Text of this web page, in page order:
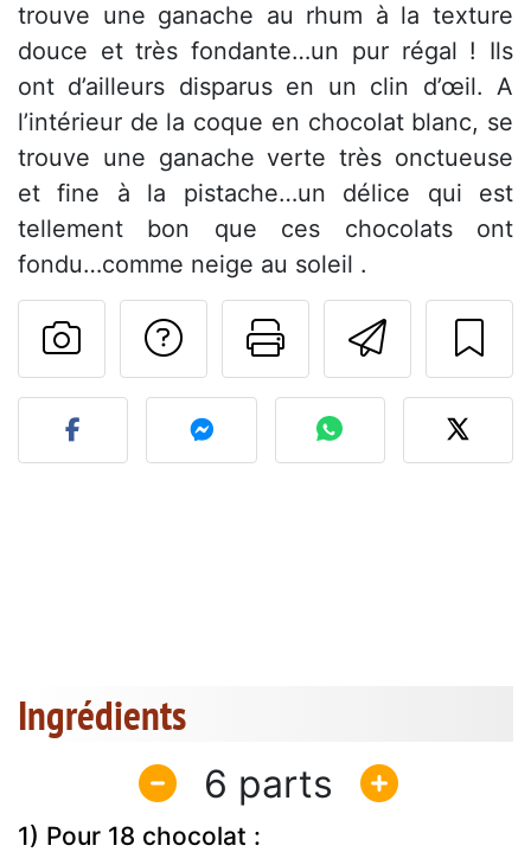
trouve une ganache au rhum à la texture
douce et très fondante…un pur régal ! Ils
ont d’ailleurs disparus en un clin d’œil. A
l’intérieur de la coque en chocolat blanc, se
trouve une ganache verte très onctueuse
et fine à la pistache…un délice qui est
tellement bon que ces chocolats ont
fondu…comme neige au soleil .
Imprimer
Poser une
Publier votre photo de
Ingrédients
6
1) Pour 18 chocolat :